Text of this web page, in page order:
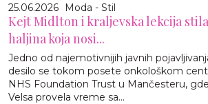
25.06.2026 Moda - Stil
Kejt Midlton i kraljevska lekcija
haljina koja nosi...
Jedno od najemotivnijih javnih
desilo se tokom posete onkološkom
NHS Foundation Trust u Mančesteru,
Velsa provela vreme sa...